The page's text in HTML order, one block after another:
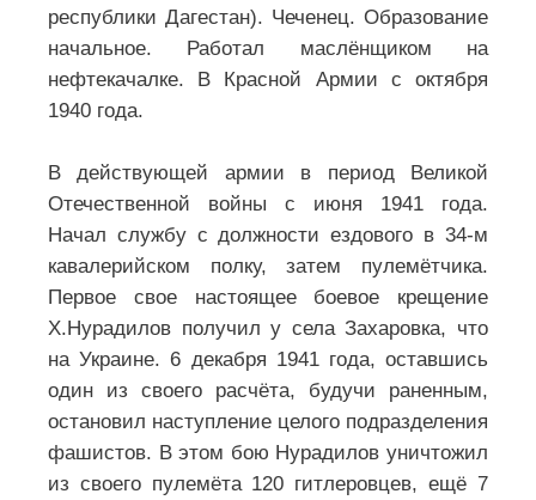
республики Дагестан). Чеченец. Образование
начальное. Работал маслёнщиком на
нефтекачалке. В Красной Армии с октября
1940 года.
В действующей армии в период Великой
Отечественной войны с июня 1941 года.
Начал службу с должности ездового в 34-м
кавалерийском полку, затем пулемётчика.
Первое свое настоящее боевое крещение
Х.Нурадилов получил у села Захаровка, что
на Украине. 6 декабря 1941 года, оставшись
один из своего расчёта, будучи раненным,
остановил наступление целого подразделения
фашистов. В этом бою Нурадилов уничтожил
из своего пулемёта 120 гитлеровцев, ещё 7